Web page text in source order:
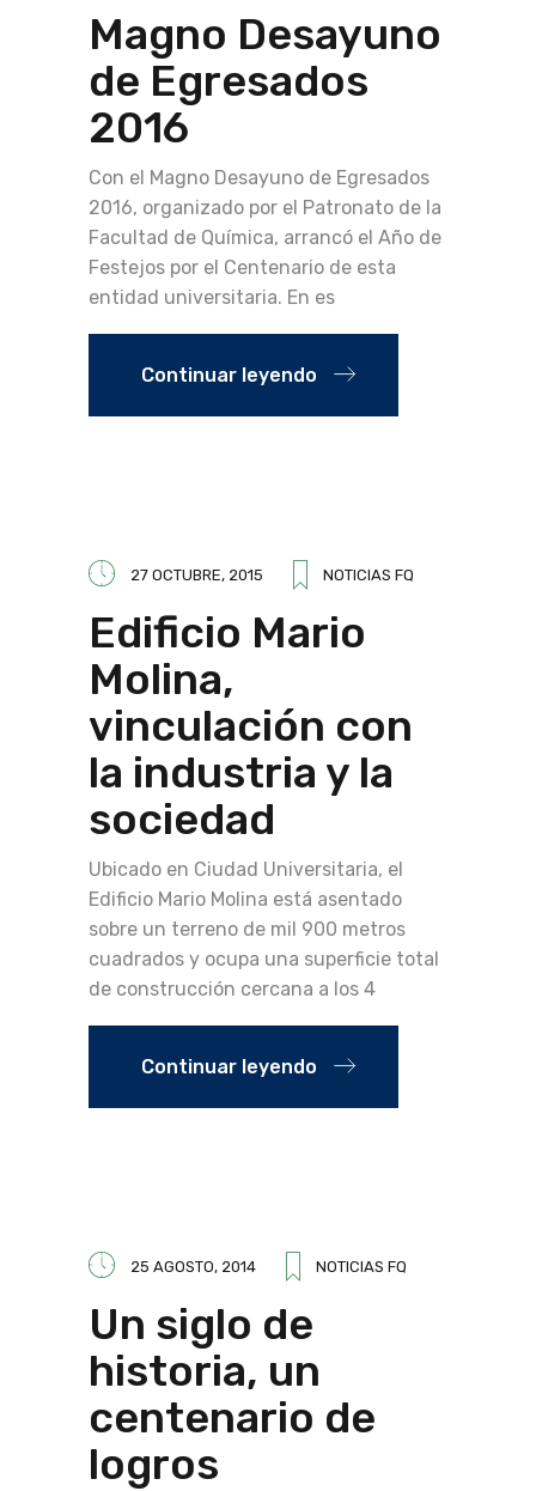
Magno Desayuno
de Egresados
2016
Con el Magno Desayuno de Egresados
2016, organizado por el Patronato de la
Facultad de Química, arrancó el Año de
Festejos por el Centenario de esta
entidad universitaria. En es
Continuar leyendo
27 OCTUBRE, 2015 NOTICIAS FQ
Edificio Mario
Molina,
vinculación con
la industria y la
sociedad
Ubicado en Ciudad Universitaria, el
Edificio Mario Molina está asentado
sobre un terreno de mil 900 metros
cuadrados y ocupa una superficie total
de construcción cercana a los 4
Continuar leyendo
25 AGOSTO, 2014 NOTICIAS FQ
Un siglo de
historia, un
centenario de
logros